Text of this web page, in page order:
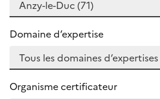
Domaine d’expertise
Organisme certificateur